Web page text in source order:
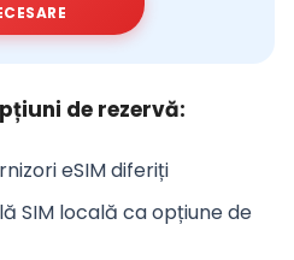
de rezervă:
eSIM diferiți
SIM locală ca opțiune de